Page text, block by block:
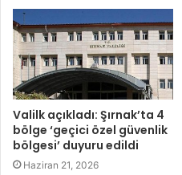
Valilk açıkladı: Şırnak’ta 4
bölge ‘geçici özel güvenlik
bölgesi’ duyuru edildi
Haziran 21, 2026